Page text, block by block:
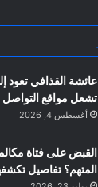
عائشة القذافي تعود
تشعل مواقع التواصل
أغسطس 4, 2026
القبض على فتاة
المتهم؟ تفاصيل